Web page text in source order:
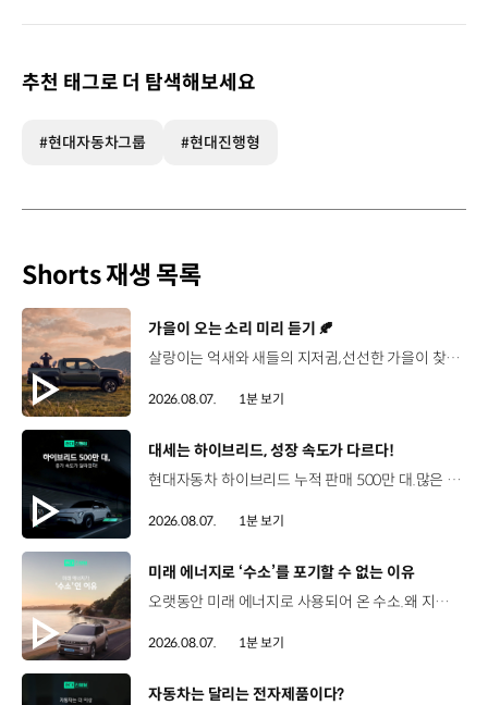
추천 태그로 더 탐색해보세요
#현대자동차그룹 #현대진행형
Shorts 재생 목록
[동영상]
가을이 오는 소리 미리 듣기 🍂
살랑이는 억새와 새들의 지저귐,선선한 가을이 찾아오는 소리. 더 기아 타스만과 함께 계절을 만나보세요. 🎧 *본 영상은 AI를 활용해 제작했습니다. #기아 #더기아타스만 #타스만 #가을 #입추 #Tasman #ASMR
2026.08.07. 1분 보기
[동영상]
대세는 하이브리드, 성장 속도가 다르다!
현대자동차 하이브리드 누적 판매 500만 대.많은 운전자들이 선택한 이유는 무엇일까요? 현대진행형 팟캐스트 EP.21에서 확인하세요.📻 #현대자동차그룹 #현대진행형 #모빌리티팟캐스트 #하이브리드 #연료 #미래모빌리티 #모빌리티
2026.08.07. 1분 보기
[동영상]
미래 에너지로 ‘수소’를 포기할 수 없는 이유
오랫동안 미래 에너지로 사용되어 온 수소.왜 지금까지도 중요한 선택지로 꼽힐까요? 현대진행형 팟캐스트 EP.21에서 확인하세요.📻 #현대자동차그룹 #현대진행형 #모빌리티팟캐스트 #수소전기차 #수소에너지 #연료 #미래모빌리티 #모빌리티
2026.08.07. 1분 보기
[동영상]
자동차는 달리는 전자제품이다?